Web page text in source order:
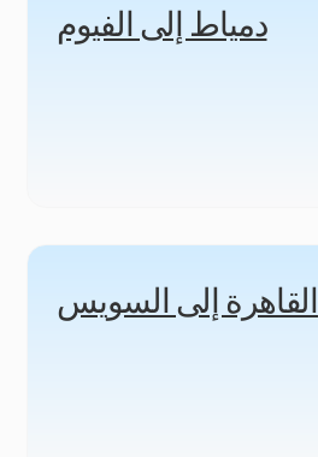
دمياط إلى الفيوم
القاهرة إلى السويس